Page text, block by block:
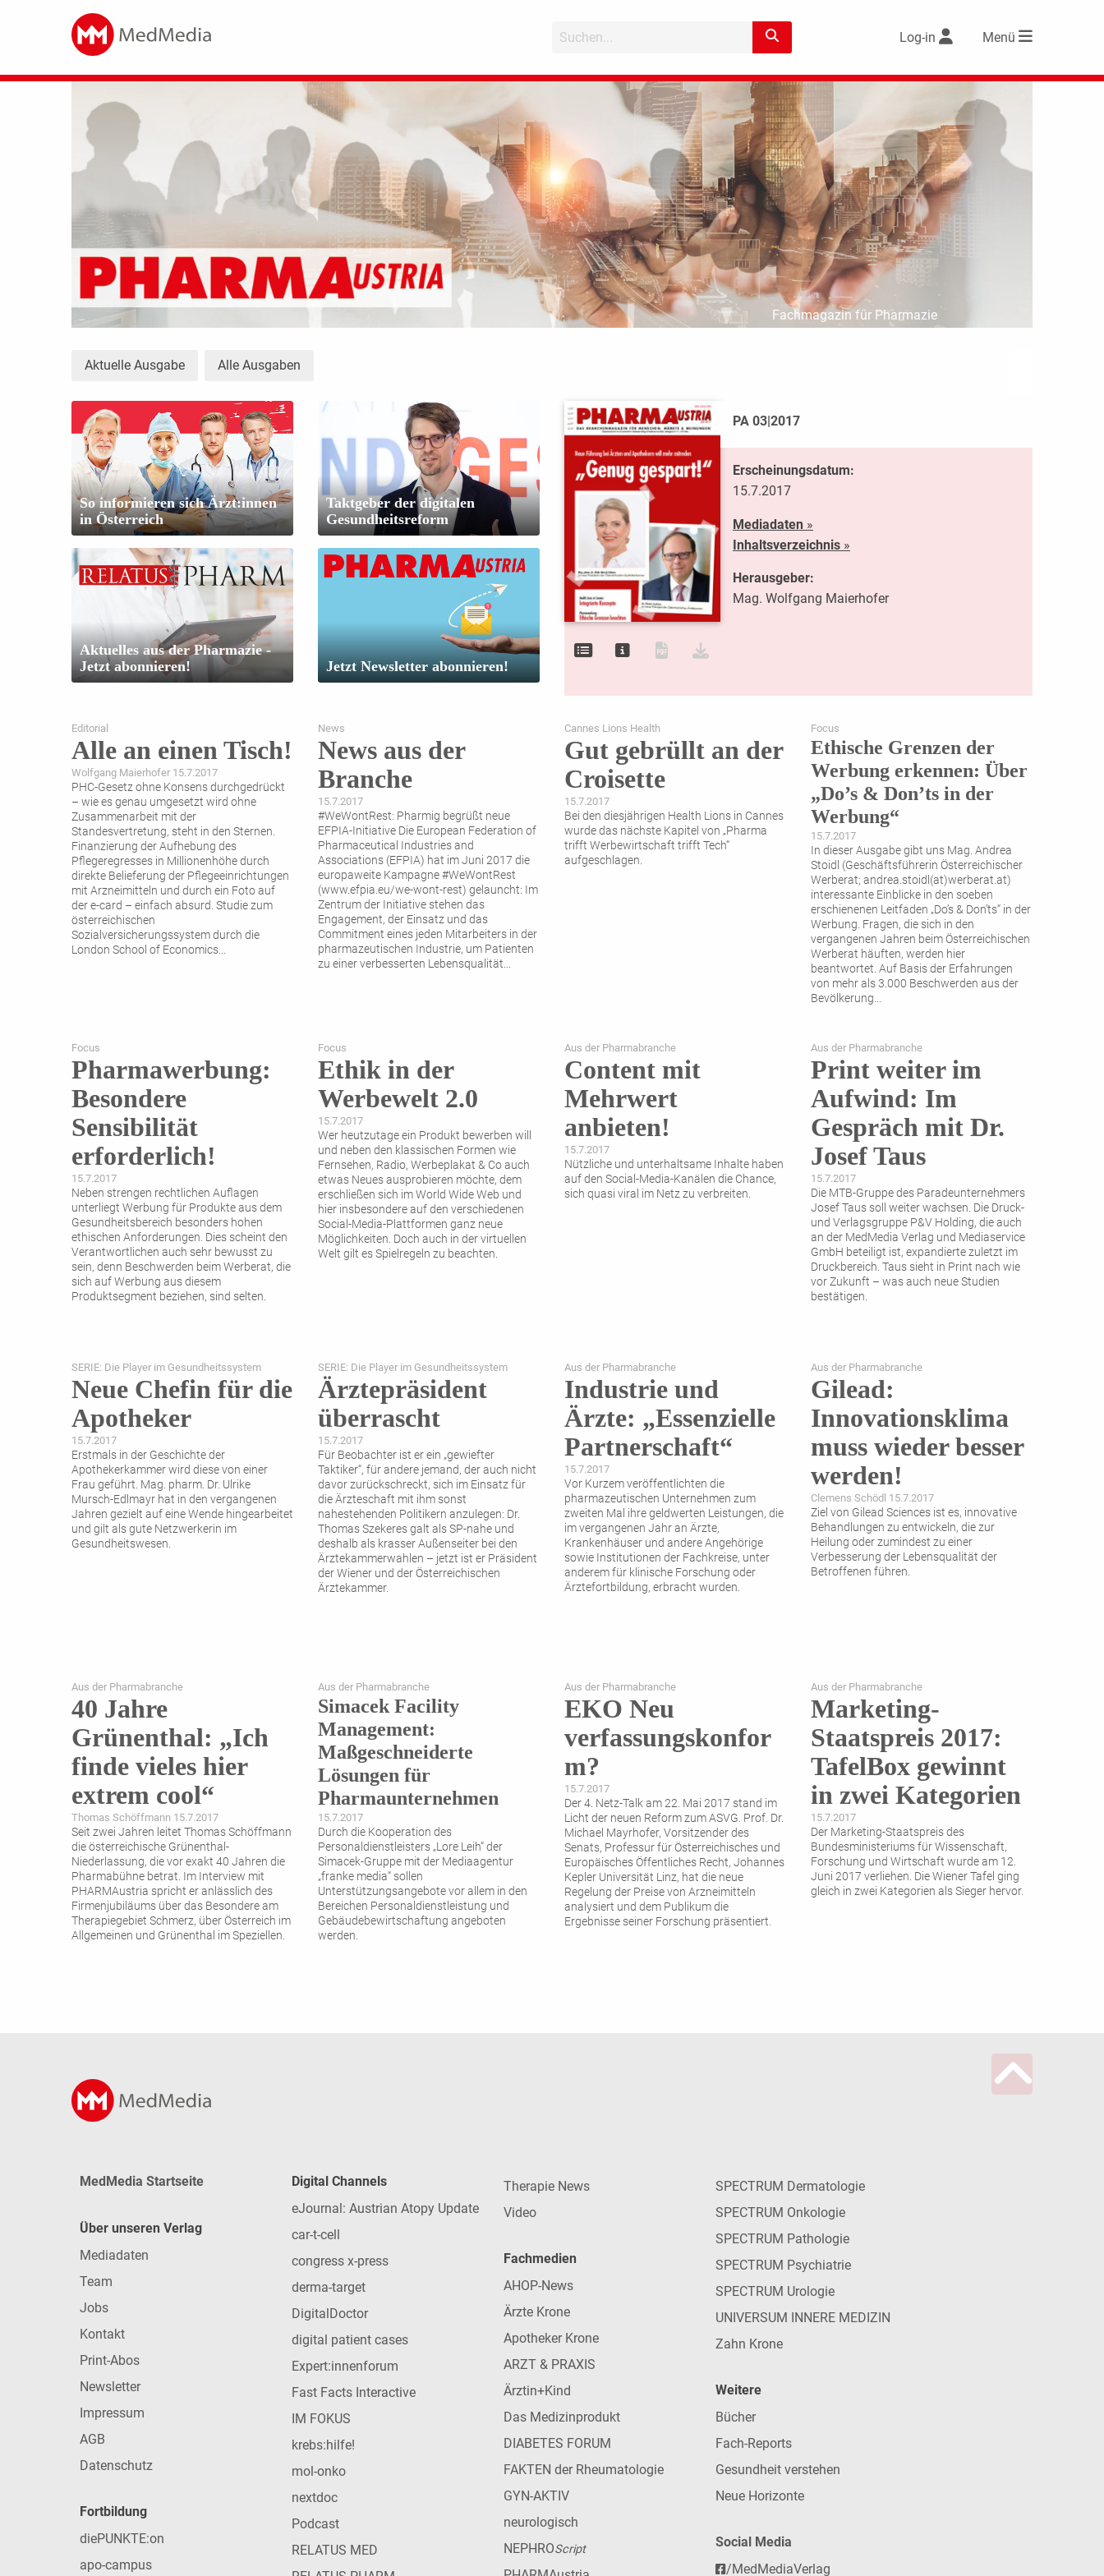
Log-in Menü
Fachmagazin für Pharmazie
Aktuelle Ausgabe Alle Ausgaben
So informieren sich Ärzt:innen
in Österreich
Taktgeber der digitalen
Gesundheitsreform
Aktuelles aus der Pharmazie -
Jetzt abonnieren!
Jetzt Newsletter abonnieren!
PA 03|2017
Erscheinungsdatum:
15.7.2017
Mediadaten»
Inhaltsverzeichnis»
Herausgeber:
Mag. Wolfgang Maierhofer
Editorial
Alle an einen Tisch!
Wolfgang Maierhofer 15.7.2017
PHC-Gesetz ohne Konsens durchgedrückt
– wie es genau umgesetzt wird ohne
Zusammenarbeit mit der
Standesvertretung, steht in den Sternen.
Finanzierung der Aufhebung des
Pflegeregresses in Millionenhöhe durch
direkte Belieferung der Pflegeeinrichtungen
mit Arzneimitteln und durch ein Foto auf
der e-card – einfach absurd. Studie zum
österreichischen
Sozialversicherungssystem durch die
London School of Economics...
News
News aus der
Branche
15.7.2017
#WeWontRest: Pharmig begrüßt neue
EFPIA-Initiative Die European Federation of
Pharmaceutical Industries and
Associations (EFPIA) hat im Juni 2017 die
europaweite Kampagne #WeWontRest
(www.efpia.eu/we-wont-rest) gelauncht: Im
Zentrum der Initiative stehen das
Engagement, der Einsatz und das
Commitment eines jeden Mitarbeiters in der
pharmazeutischen Industrie, um Patienten
zu einer verbesserten Lebensqualität...
Cannes Lions Health
Gut gebrüllt an der
Croisette
15.7.2017
Bei den diesjährigen Health Lions in Cannes
wurde das nächste Kapitel von „Pharma
trifft Werbewirtschaft trifft Tech“
aufgeschlagen.
Focus
Ethische Grenzen der
Werbung erkennen: Über
„Do’s & Don’ts in der
Werbung“
15.7.2017
In dieser Ausgabe gibt uns Mag. Andrea
Stoidl (Geschäftsführerin Österreichischer
Werberat; andrea.stoidl(at)werberat.at)
interessante Einblicke in den soeben
erschienenen Leitfaden „Do’s & Don’ts“ in der
Werbung. Fragen, die sich in den
vergangenen Jahren beim Österreichischen
Werberat häuften, werden hier
beantwortet. Auf Basis der Erfahrungen
von mehr als 3.000 Beschwerden aus der
Bevölkerung...
Focus
Pharmawerbung:
Besondere
Sensibilität
erforderlich!
15.7.2017
Neben strengen rechtlichen Auflagen
unterliegt Werbung für Produkte aus dem
Gesundheitsbereich besonders hohen
ethischen Anforderungen. Dies scheint den
Verantwortlichen auch sehr bewusst zu
sein, denn Beschwerden beim Werberat, die
sich auf Werbung aus diesem
Produktsegment beziehen, sind selten.
Focus
Ethik in der
Werbewelt 2.0
15.7.2017
Wer heutzutage ein Produkt bewerben will
und neben den klassischen Formen wie
Fernsehen, Radio, Werbeplakat & Co auch
etwas Neues ausprobieren möchte, dem
erschließen sich im World Wide Web und
hier insbesondere auf den verschiedenen
Social-Media-Plattformen ganz neue
Möglichkeiten. Doch auch in der virtuellen
Welt gilt es Spielregeln zu beachten.
Aus der Pharmabranche
Content mit
Mehrwert
anbieten!
15.7.2017
Nützliche und unterhaltsame Inhalte haben
auf den Social-Media-Kanälen die Chance,
sich quasi viral im Netz zu verbreiten.
Aus der Pharmabranche
Print weiter im
Aufwind: Im
Gespräch mit Dr.
Josef Taus
15.7.2017
Die MTB-Gruppe des Paradeunternehmers
Josef Taus soll weiter wachsen. Die Druck-
und Verlagsgruppe P&V Holding, die auch
an der MedMedia Verlag und Mediaservice
GmbH beteiligt ist, expandierte zuletzt im
Druckbereich. Taus sieht in Print nach wie
vor Zukunft – was auch neue Studien
bestätigen.
SERIE: Die Player im Gesundheitssystem
Neue Chefin für die
Apotheker
15.7.2017
Erstmals in der Geschichte der
Apothekerkammer wird diese von einer
Frau geführt. Mag. pharm. Dr. Ulrike
Mursch-Edlmayr hat in den vergangenen
Jahren gezielt auf eine Wende hingearbeitet
und gilt als gute Netzwerkerin im
Gesundheitswesen.
SERIE: Die Player im Gesundheitssystem
Ärztepräsident
überrascht
15.7.2017
Für Beobachter ist er ein „gewiefter
Taktiker“, für andere jemand, der auch nicht
davor zurückschreckt, sich im Einsatz für
die Ärzteschaft mit ihm sonst
nahestehenden Politikern anzulegen: Dr.
Thomas Szekeres galt als SP-nahe und
deshalb als krasser Außenseiter bei den
Ärztekammerwahlen – jetzt ist er Präsident
der Wiener und der Österreichischen
Ärztekammer.
Aus der Pharmabranche
Industrie und
Ärzte: „Essenzielle
Partnerschaft“
15.7.2017
Vor Kurzem veröffentlichten die
pharmazeutischen Unternehmen zum
zweiten Mal ihre geldwerten Leistungen, die
im vergangenen Jahr an Ärzte,
Krankenhäuser und andere Angehörige
sowie Institutionen der Fachkreise, unter
anderem für klinische Forschung oder
Ärztefortbildung, erbracht wurden.
Aus der Pharmabranche
Gilead:
Innovationsklima
muss wieder besser
werden!
Clemens Schödl 15.7.2017
Ziel von Gilead Sciences ist es, innovative
Behandlungen zu entwickeln, die zur
Heilung oder zumindest zu einer
Verbesserung der Lebensqualität der
Betroffenen führen.
Aus der Pharmabranche
40 Jahre
Grünenthal: „Ich
finde vieles hier
extrem cool“
Thomas Schöffmann 15.7.2017
Seit zwei Jahren leitet Thomas Schöffmann
die österreichische Grünenthal-
Niederlassung, die vor exakt 40 Jahren die
Pharmabühne betrat. Im Interview mit
PHARMAustria spricht er anlässlich des
Firmenjubiläums über das Besondere am
Therapiegebiet Schmerz, über Österreich im
Allgemeinen und Grünenthal im Speziellen.
Aus der Pharmabranche
Simacek Facility
Management:
Maßgeschneiderte
Lösungen für
Pharmaunternehmen
15.7.2017
Durch die Kooperation des
Personaldienstleisters „Lore Leih“ der
Simacek-Gruppe mit der Mediaagentur
„franke media“ sollen
Unterstützungsangebote vor allem in den
Bereichen Personaldienstleistung und
Gebäudebewirtschaftung angeboten
werden.
Aus der Pharmabranche
EKO Neu
verfassungskonfor
m?
15.7.2017
Der 4. Netz-Talk am 22. Mai 2017 stand im
Licht der neuen Reform zum ASVG. Prof. Dr.
Michael Mayrhofer, Vorsitzender des
Senats, Professur für Österreichisches und
Europäisches Öffentliches Recht, Johannes
Kepler Universität Linz, hat die neue
Regelung der Preise von Arzneimitteln
analysiert und dem Publikum die
Ergebnisse seiner Forschung präsentiert.
Aus der Pharmabranche
Marketing-
Staatspreis 2017:
TafelBox gewinnt
in zwei Kategorien
15.7.2017
Der Marketing-Staatspreis des
Bundesministeriums für Wissenschaft,
Forschung und Wirtschaft wurde am 12.
Juni 2017 verliehen. Die Wiener Tafel ging
gleich in zwei Kategorien als Sieger hervor.
MedMedia Startseite
Über unseren Verlag
Mediadaten
Team
Jobs
Kontakt
Print-Abos
Newsletter
Impressum
AGB
Datenschutz
Fortbildung
diePUNKTE:on
apo-campus
Digital Channels
eJournal: Austrian Atopy Update
car-t-cell
congress x-press
derma-target
DigitalDoctor
digital patient cases
Expert:innenforum
Fast Facts Interactive
IM FOKUS
krebs:hilfe!
mol-onko
nextdoc
Podcast
RELATUS MED
Therapie News
Video
Fachmedien
AHOP-News
Ärzte Krone
Apotheker Krone
ARZT & PRAXIS
Ärztin+Kind
Das Medizinprodukt
DIABETES FORUM
FAKTEN der Rheumatologie
GYN-AKTIV
neurologisch
NEPHROScript
SPECTRUM Dermatologie
SPECTRUM Onkologie
SPECTRUM Pathologie
SPECTRUM Psychiatrie
SPECTRUM Urologie
UNIVERSUM INNERE MEDIZIN
Zahn Krone
Weitere
Bücher
Fach-Reports
Gesundheit verstehen
Neue Horizonte
Social Media
/MedMediaVerlag